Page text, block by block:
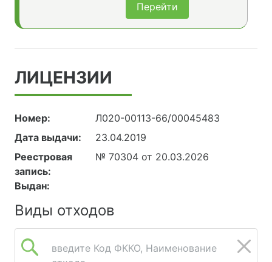
Перейти
ЛИЦЕНЗИИ
Номер:
Л020-00113-66/00045483
Дата выдачи:
23.04.2019
Реестровая
запись:
№ 70304 от 20.03.2026
Выдан:
Виды отходов
введите Код ФККО, Наименование